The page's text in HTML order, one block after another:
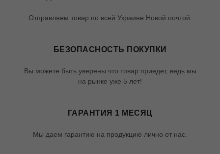
Отправляем товар по всей Украине Новой почтой.
БЕЗОПАСНОСТЬ ПОКУПКИ
Вы можете быть уверены что товар приедет, ведь мы
на рынке уже 5 лет!
ГАРАНТИЯ 1 МЕСЯЦ
Мы даем гарантию на продукцию лично от нас.